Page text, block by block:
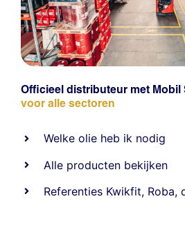
Officieel distributeur met Mobil
voor alle sectoren
Welke olie heb ik nodig
Alle producten bekijken
Referenties Kwikfit, Roba,